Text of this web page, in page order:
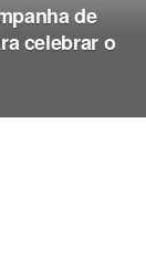
de
celebrar o